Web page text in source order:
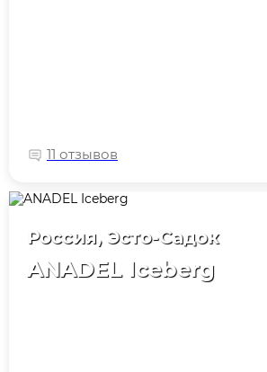
11 отзывов
Россия, Эсто-Садок
ANADEL Iceberg